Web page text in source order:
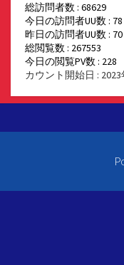
総訪問者数 : 68629
今日の訪問者UU数 : 78
昨日の訪問者UU数 : 70
総閲覧数 : 267553
今日の閲覧PV数 : 228
カウント開始日 : 2023